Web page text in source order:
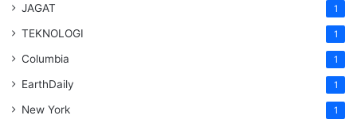
JAGAT 1
TEKNOLOGI 1
Columbia 1
EarthDaily 1
New York 1